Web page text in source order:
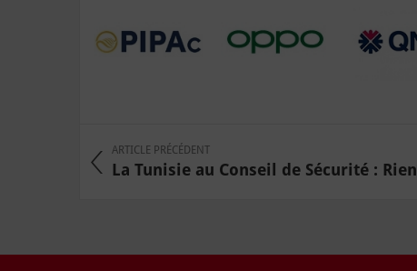
ARTICLE PRÉCÉDENT
La Tunisie au Conseil de Sécurité :